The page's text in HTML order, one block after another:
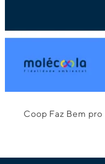
Coop Faz Bem